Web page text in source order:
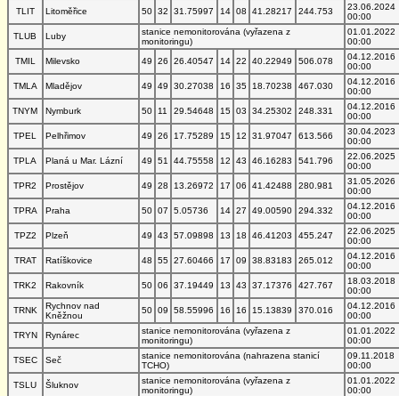
TLIT
Litoměřice 50 32 31.75997 14 08 41.28217 244.753
23.06.2024
00:00
TLUB
Luby
stanice nemonitorována (vyřazena z
monitoringu)
01.01.2022
00:00
TMIL
Milevsko 49 26 26.40547 14 22 40.22949 506.078
04.12.2016
00:00
TMLA
Mladějov 49 49 30.27038 16 35 18.70238 467.030
04.12.2016
00:00
TNYM
Nymburk 50 11 29.54648 15 03 34.25302 248.331
04.12.2016
00:00
TPEL
Pelhřimov 49 26 17.75289 15 12 31.97047 613.566
30.04.2023
00:00
TPLA
Planá u Mar. Lázní 49 51 44.75558 12 43 46.16283 541.796
22.06.2025
00:00
TPR2
Prostějov 49 28 13.26972 17 06 41.42488 280.981
31.05.2026
00:00
TPRA
Praha 50 07 5.05736 14 27 49.00590 294.332
04.12.2016
00:00
TPZ2
Plzeň 49 43 57.09898 13 18 46.41203 455.247
22.06.2025
00:00
TRAT
Ratíškovice 48 55 27.60466 17 09 38.83183 265.012
04.12.2016
00:00
TRK2
Rakovník 50 06 37.19449 13 43 37.17376 427.767
18.03.2018
00:00
TRNK
Rychnov nad
Kněžnou
50 09 58.55996 16 16 15.13839 370.016
04.12.2016
00:00
TRYN
Rynárec
stanice nemonitorována (vyřazena z
monitoringu)
01.01.2022
00:00
TSEC
Seč
stanice nemonitorována (nahrazena stanicí
TCHO)
09.11.2018
00:00
TSLU
Šluknov
stanice nemonitorována (vyřazena z
monitoringu)
01.01.2022
00:00